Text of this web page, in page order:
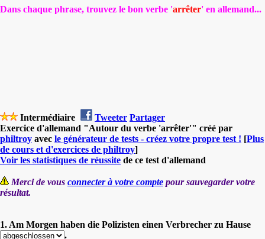
Dans chaque phrase, trouvez le bon verbe 'arrêter' en allemand...
Intermédiaire Tweeter Partager
Exercice d'allemand "Autour du verbe 'arrêter'" créé par
philtroy avec le générateur de tests - créez votre propre test ! [Plus
de cours et d'exercices de philtroy]
Voir les statistiques de réussite de ce test d'allemand
Merci de vous connecter à votre compte pour sauvegarder votre
résultat.
1. Am Morgen haben die Polizisten einen Verbrecher zu Hause
.